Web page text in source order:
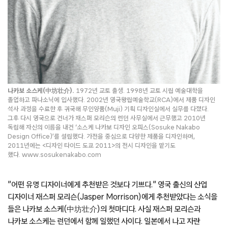
나카보 소스케(中坊壮介). 1972년 교토 출생. 1998년 교토 시립 예술대학을
졸업하고 파나소닉에 입사했다. 2002년 영국왕립예술학교(RCA)에서 제품 디자인
석사 과정을 수료한 후 귀국해 무인양품(Muji) 기획 디자인실에서 실무를 다졌다.
그후 다시 영국으로 건너가 재스퍼 모리슨의 런던 사무실에서 근무했고 2010년
독립해 자신의 이름을 내건 ‘소스케 나카보 디자인 오피스(Sosuke Nakabo
Design Office)’를 설립했다. 가전을 중심으로 다양한 제품을 디자인하며,
2011년에는 <디자인 타이드 도쿄 2011>의 전시 디자인을 맡기도
했다. www.sosukenakabo.com
”어떤 유명 디자이너에게 추천받은 것보다 기쁘다.” 영국 출신의 산업
디자이너 재스퍼 모리슨(Jasper Morrison)에게 추천받았다는 소식을
들은 나카보 소스케(中坊壮介)의 첫마디다. 사실 재스퍼 모리슨과
나카보 소스케는 런던에서 함께 일했던 사이다. 일본에서 나고 자란